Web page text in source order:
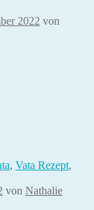
2022 von
, Vata Rezept,
von Nathalie